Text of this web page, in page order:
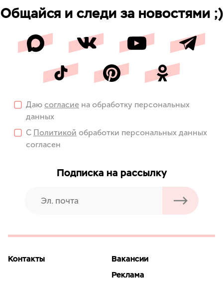
Общайся и следи за новостями ;)
Даю согласие на обработку персональных
данных
С Политикой обработки персональных данных
согласен
Подписка на рассылку
Контакты
Вакансии
Реклама